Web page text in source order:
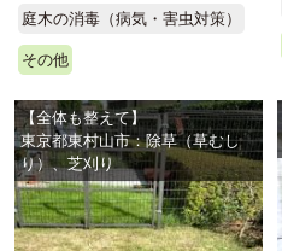
庭木の消毒（病気・害虫対策）
その他
【全体も整えて】
東京都東村山市：除草（草むし
り）、芝刈り